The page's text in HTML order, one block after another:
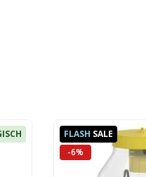
FLASH SALE
-6%